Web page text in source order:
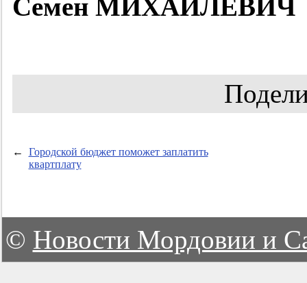
Семен МИХАЙЛЕВИЧ
←
Городской бюджет поможет заплатить
квартплату
© Новости Мордовии и